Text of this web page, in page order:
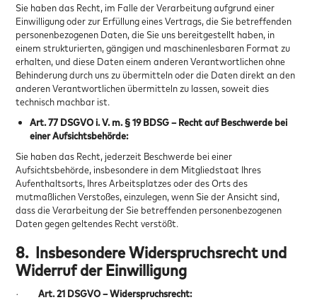
Sie haben das Recht, im Falle der Verarbeitung aufgrund einer
Einwilligung oder zur Erfüllung eines Vertrags, die Sie betreffenden
personenbezogenen Daten, die Sie uns bereitgestellt haben, in
einem strukturierten, gängigen und maschinenlesbaren Format zu
erhalten, und diese Daten einem anderen Verantwortlichen ohne
Behinderung durch uns zu übermitteln oder die Daten direkt an den
anderen Verantwortlichen übermitteln zu lassen, soweit dies
technisch machbar ist.
Art. 77 DSGVO i. V. m. § 19 BDSG – Recht auf Beschwerde bei
einer Aufsichtsbehörde:
Sie haben das Recht, jederzeit Beschwerde bei einer
Aufsichtsbehörde, insbesondere in dem Mitgliedstaat Ihres
Aufenthaltsorts, Ihres Arbeitsplatzes oder des Orts des
mutmaßlichen Verstoßes, einzulegen, wenn Sie der Ansicht sind,
dass die Verarbeitung der Sie betreffenden personenbezogenen
Daten gegen geltendes Recht verstößt.
8. Insbesondere Widerspruchsrecht und
Widerruf der Einwilligung
·Art. 21 DSGVO – Widerspruchsrecht: